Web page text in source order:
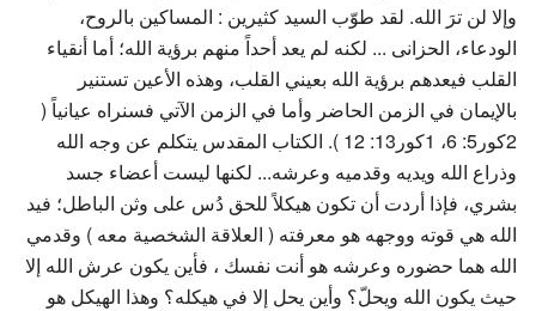
وإلا لن ترَ الله. لقد طوّب السيد كثيرين : المساكين بالروح،
الودعاء، الحزانى ... لكنه لم يعد أحداً منهم برؤية الله؛ أما أنقياء
القلب فيعدهم برؤية الله بعيني القلب، وهذه الأعين تستنير
بالإيمان في الزمن الحاضر وأما في الزمن الآتي فسنراه عيانياً (
2كور5: 6، 1كور13: 12 ). الكتاب المقدس يتكلم عن وجه الله
وذراع الله ويديه وقدميه وعرشه... لكنها ليست أعضاء جسد
بشري، فإذا أردت أن تكون هيكلاً للحق دُس على وثن الباطل؛ فيد
الله هي قوته ووجهه هو معرفته ( العلاقة الشخصية معه ) وقدمي
الله هما حضوره وعرشه هو أنت نفسك ، فأين يكون عرش الله إلا
حيث يكون الله ويحلّ؟ وأين يحل إلا في هيكله؟ وهذا الهيكل هو